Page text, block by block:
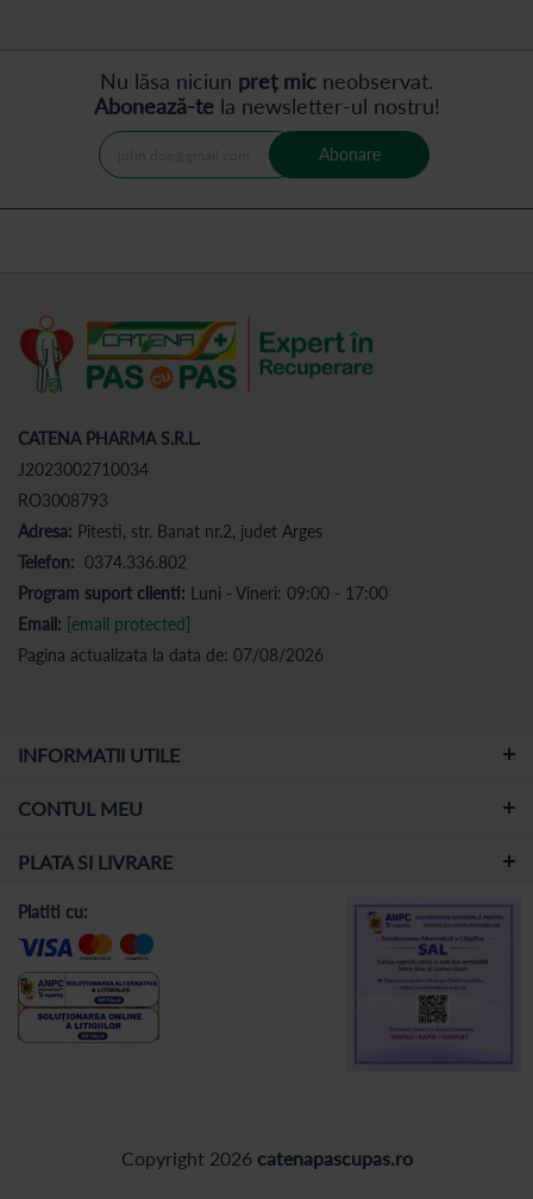
Nu lăsa niciun preț mic neobservat.
Abonează-tela newsletter-ul nostru!
Abonare
CATENA PHARMA S.R.L.
J2023002710034
RO3008793
Adresa: Pitesti, str. Banat nr.2, judet Arges
Telefon: 0374.336.802
Program suport clienti: Luni - Vineri: 09:00 - 17:00
Email: [email protected]
Pagina actualizata la data de: 07/08/2026
INFORMATII UTILE
CONTUL MEU
PLATA SI LIVRARE
Copyright 2026 catenapascupas.ro
Platiti cu: